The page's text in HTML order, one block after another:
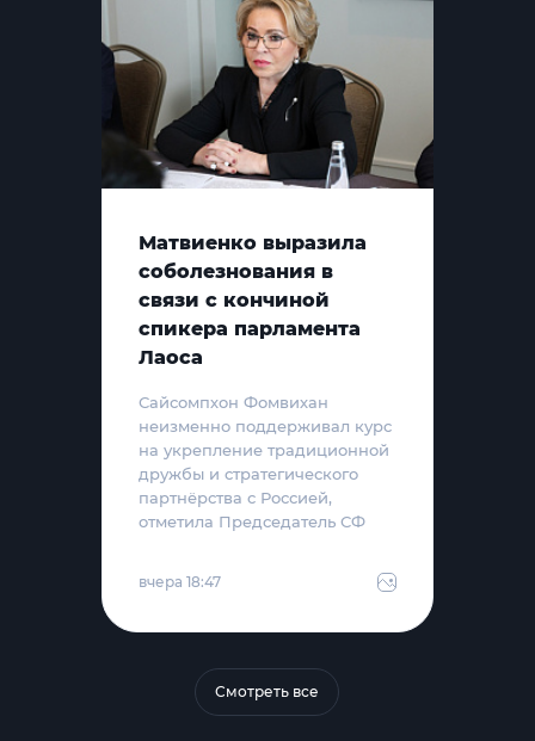
Матвиенко выразила
соболезнования в
связи с кончиной
спикера парламента
Лаоса
Сайсомпхон Фомвихан
неизменно поддерживал курс
на укрепление традиционной
дружбы и стратегического
партнёрства с Россией,
отметила Председатель СФ
вчера 18:47
Смотреть все